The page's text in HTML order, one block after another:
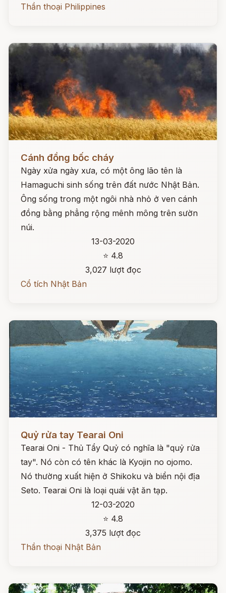
Thần thoại Philippines
Cánh đồng bốc cháy
Ngày xửa ngày xưa, có một ông lão tên là
Hamaguchi sinh sống trên đất nước Nhật Bản.
Ông sống trong một ngôi nhà nhỏ ở ven cánh
đồng bằng phẳng rộng mênh mông trên sườn
núi.
13-03-2020
⭐ 4.8
3,027 lượt đọc
Cổ tích Nhật Bản
Quỷ rửa tay Tearai Oni
Tearai Oni - Thủ Tẩy Quỷ có nghĩa là "quỷ rửa
tay". Nó còn có tên khác là Kyojin no ojomo.
Nó thường xuất hiện ở Shikoku và biển nội địa
Seto. Tearai Oni là loại quái vật ăn tạp.
12-03-2020
⭐ 4.8
3,375 lượt đọc
Thần thoại Nhật Bản